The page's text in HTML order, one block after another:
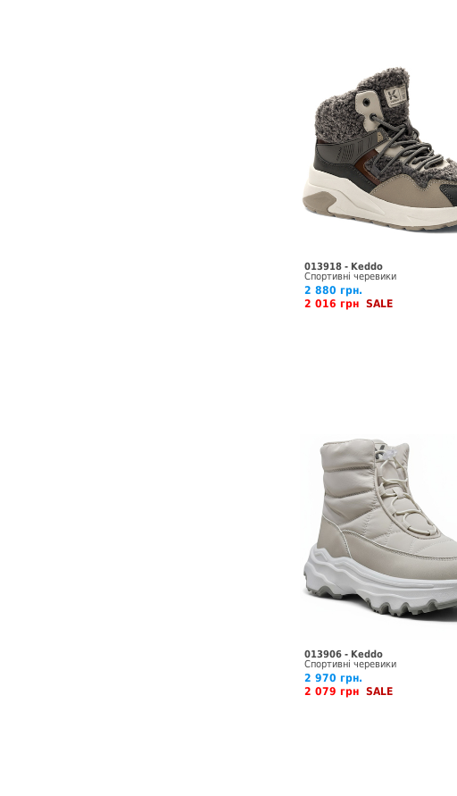
013918 - Keddo
Спортивні черевики
2 880 грн.
2 016 грн SALE
013906 - Keddo
Спортивні черевики
2 970 грн.
2 079 грн SALE